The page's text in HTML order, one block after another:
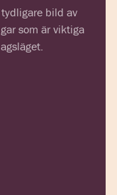
bild av
som är viktiga